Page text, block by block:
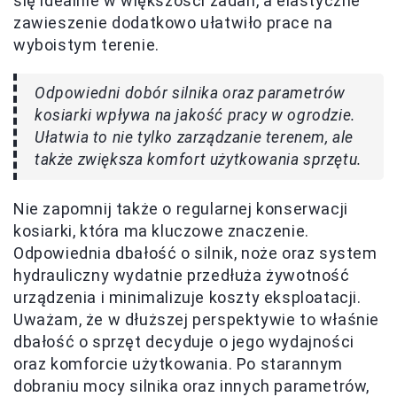
zawieszenie dodatkowo ułatwiło prace na
wyboistym terenie.
Odpowiedni dobór silnika oraz parametrów
kosiarki wpływa na jakość pracy w ogrodzie.
Ułatwia to nie tylko zarządzanie terenem, ale
także zwiększa komfort użytkowania sprzętu.
Nie zapomnij także o regularnej konserwacji
kosiarki, która ma kluczowe znaczenie.
Odpowiednia dbałość o silnik, noże oraz system
hydrauliczny wydatnie przedłuża żywotność
urządzenia i minimalizuje koszty eksploatacji.
Uważam, że w dłuższej perspektywie to właśnie
dbałość o sprzęt decyduje o jego wydajności
oraz komforcie użytkowania. Po starannym
dobraniu mocy silnika oraz innych parametrów,